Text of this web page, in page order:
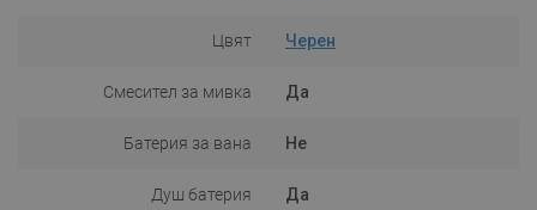
Цвят Черен
Смесител за мивка Да
Батерия за вана Не
Душ батерия Да